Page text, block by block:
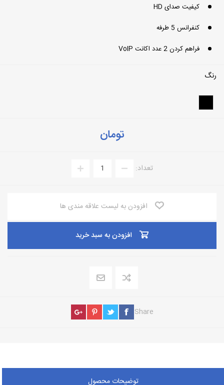
کیفیت صدای HD
کنفرانس 5 طرفه
فراهم کردن 2 عدد اکانت VoIP
رنگ
تومان
تعداد:
افزودن به لیست علاقه مندی ها
افزودن به سبد خرید
Share
توضیحات محصول